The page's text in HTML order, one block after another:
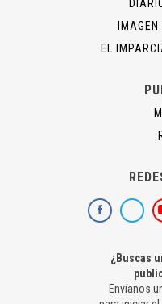
IMAGEN
EL
¿Buscas
Envíanos